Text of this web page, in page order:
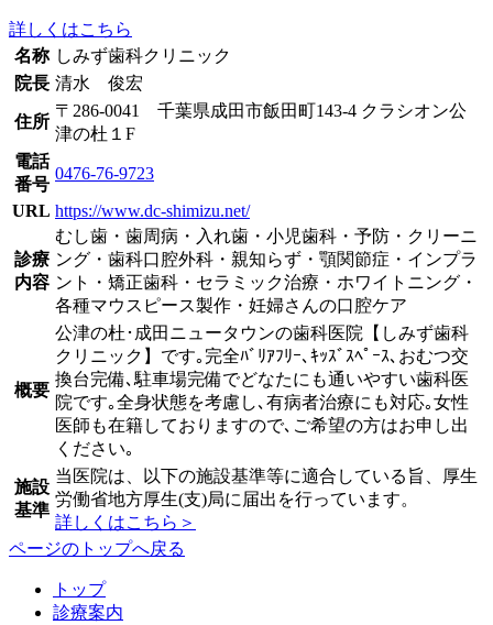
詳しくはこちら
名称 しみず歯科クリニック
院長 清水 俊宏
住所
〒286-0041 千葉県成田市飯田町143-4 クラシオン公
津の杜１F
電話
番号
0476-76-9723
URL https://www.dc-shimizu.net/
診療
内容
むし歯・歯周病・入れ歯・小児歯科・予防・クリーニ
ング・歯科口腔外科・親知らず・顎関節症・インプラ
ント・矯正歯科・セラミック治療・ホワイトニング・
各種マウスピース製作・妊婦さんの口腔ケア
概要
公津の杜･成田ニュータウンの歯科医院【しみず歯科
クリニック】です｡完全ﾊﾞﾘｱﾌﾘｰ､ｷｯｽﾞｽﾍﾟｰｽ､おむつ交
換台完備､駐車場完備でどなたにも通いやすい歯科医
院です｡全身状態を考慮し､有病者治療にも対応｡女性
医師も在籍しておりますので､ご希望の方はお申し出
ください｡
施設
基準
当医院は、以下の施設基準等に適合している旨、厚生
労働省地方厚生(支)局に届出を行っています。
詳しくはこちら＞
ページのトップへ戻る
トップ
診療案内